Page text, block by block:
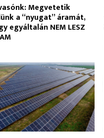
Megvetetik
a “nyugat” áramát,
egyáltalán NEM LESZ